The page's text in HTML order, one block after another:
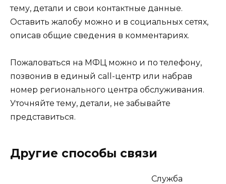
тему, детали и свои контактные данные.
Оставить жалобу можно и в социальных сетях,
описав общие сведения в комментариях.
Пожаловаться на МФЦ можно и по телефону,
позвонив в единый call-центр или набрав
номер регионального центра обслуживания.
Уточняйте тему, детали, не забывайте
представиться.
Другие способы связи
Служба